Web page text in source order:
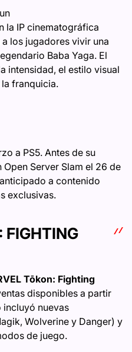
la IP cinematográfica
los jugadores vivir una
Baba Yaga. El
intensidad, el estilo visual
franquicia.
a PS5. Antes de su
Server Slam el 26 de
a contenido
exclusivas.
FIGHTING
Tōkon: Fighting
disponibles a partir
incluyó nuevas
Wolverine y Danger) y
de juego.